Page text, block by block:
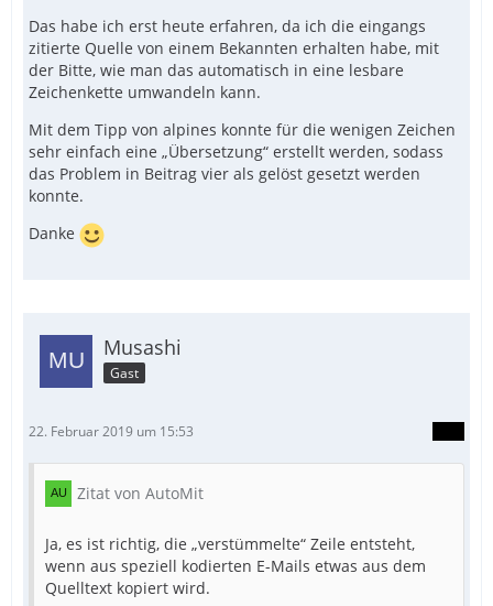
Das habe ich erst heute erfahren, da ich die eingangs
zitierte Quelle von einem Bekannten erhalten habe, mit
der Bitte, wie man das automatisch in eine lesbare
Zeichenkette umwandeln kann.
Mit dem Tipp von alpines konnte für die wenigen Zeichen
sehr einfach eine „Übersetzung“ erstellt werden, sodass
das Problem in Beitrag vier als gelöst gesetzt werden
konnte.
Danke
Musashi
Gast
22. Februar 2019 um 15:53
Zitat von AutoMit
Ja, es ist richtig, die „verstümmelte“ Zeile entsteht,
wenn aus speziell kodierten E-Mails etwas aus dem
Quelltext kopiert wird.